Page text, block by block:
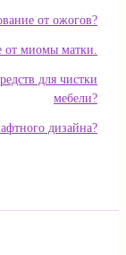
от ожогов?
от миомы матки.
для чистки
мебели?
дизайна?